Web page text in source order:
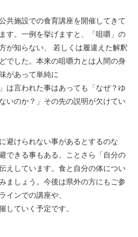
共施設での食育講座を開催してきて
す。一例を挙げますと、「咀嚼」の
が知らない、 若しくは履違えた解釈
でした。本来の咀嚼力とは人間の身
があって単純に
は言われた事はあっても「なぜ？ゆ
いのか？」その先の説明が欠けてい
けられない事があるとするのな
できる事もある。ことさら「自分の
えしています。食と自分の体につい
ましょう。今後は県外の方にもご参
インでの講座や、
していく予定です。